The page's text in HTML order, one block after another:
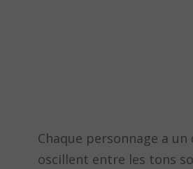
Chaque personnage a
oscillent entre les tons